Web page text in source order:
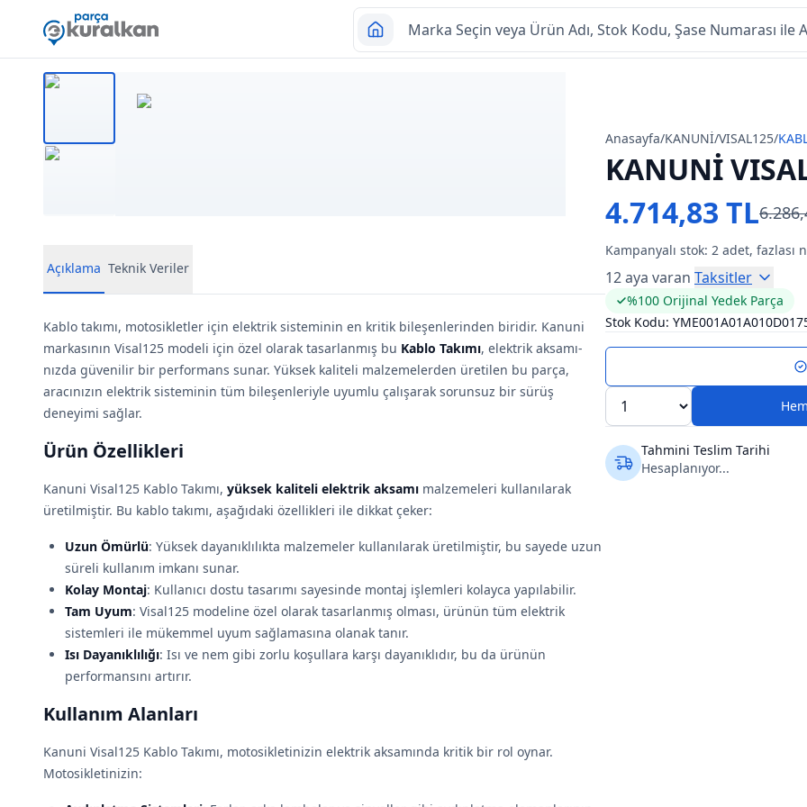
Anasayfa/KANUNİ/VISAL125/
KANUNİ
4.714,83 TL
Kampanyalı stok: 2 adet, fazlası
12 aya varan Taksitler
%100 Orijinal Yedek Parça
Stok Kodu:
Tahmini Teslim Tarihi
Hesaplanıyor...
Açıklama Teknik Veriler
Kablo takımı, motosikletler için elektrik sisteminin en kritik bileşenlerinden biridir. Kanuni
markasının Visal125 modeli için özel olarak tasarlanmış bu Kablo Takımı, elektrik aksa­mı­
nızda güvenilir bir performans sunar. Yüksek kaliteli malzemelerden üretilen bu parça,
aracınızın elektrik sisteminin tüm bileşenleriyle uyumlu çalışarak sorunsuz bir sürüş
deneyimi sağlar.
Ürün Özellikleri
Kanuni Visal125 Kablo Takımı, yüksek kaliteli elektrik aksa­mı malzemeleri kullanılarak
üretilmiştir. Bu kablo takımı, aşağıdaki özellikleri ile dikkat çeker:
Uzun Ömürlü: Yüksek dayanıklılıkta malzemeler kullanılarak üretilmiştir, bu sayede uzun
süreli kullanım imkanı sunar.
Kolay Montaj: Kullanıcı dostu tasarımı sayesinde montaj işlemleri kolayca yapılabilir.
Tam Uyum: Visal125 modeline özel olarak tasarlanmış olması, ürünün tüm elektrik
sistemleri ile mükemmel uyum sağlamasına olanak tanır.
Isı Dayanıklılığı: Isı ve nem gibi zorlu koşullara karşı dayanıklıdır, bu da ürünün
performansını artırır.
Kullanım Alanları
Kanuni Visal125 Kablo Takımı, motosikletinizin elektrik aksamında kritik bir rol oynar.
Motosikletinizin: